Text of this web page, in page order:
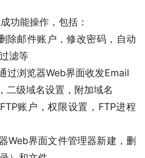
功能操作，包括：
除邮件账户，修改密码，自动
滤等
过浏览器Web界面收发Email
二级域名设置，附加域名
账户，权限设置，FTP进程
Web界面文件管理器新建，删